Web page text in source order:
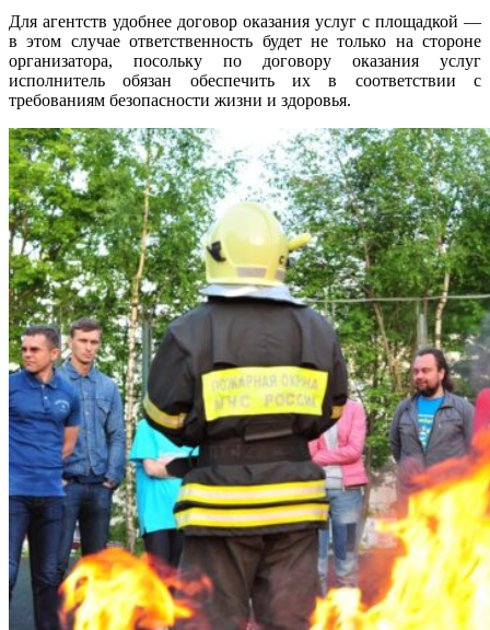
Для агентств удобнее договор оказания услуг с площадкой —
в этом случае ответственность будет не только на стороне
организатора, посольку по договору оказания услуг
исполнитель обязан обеспечить их в соответствии с
требованиям безопасности жизни и здоровья.